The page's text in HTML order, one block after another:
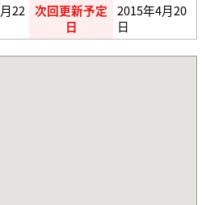
22
次回更新予定
日
2015年4月20
日